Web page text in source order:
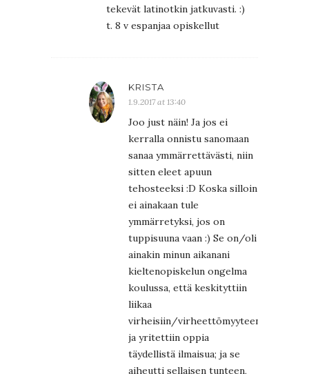
tekevät latinotkin jatkuvasti. :)
t. 8 v espanjaa opiskellut
KRISTA
1.9.2017 at 13:40
Joo just näin! Ja jos ei
kerralla onnistu sanomaan
sanaa ymmärrettävästi, niin
sitten eleet apuun
tehosteeksi :D Koska silloin
ei ainakaan tule
ymmärretyksi, jos on
tuppisuuna vaan :) Se on/oli
ainakin minun aikanani
kieltenopiskelun ongelma
koulussa, että keskityttiin
liikaa
virheisiin/virheettömyyteen
ja yritettiin oppia
täydellistä ilmaisua; ja se
aiheutti sellaisen tunteen,